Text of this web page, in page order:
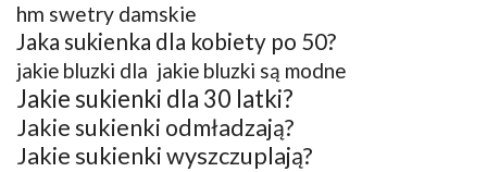
hm swetry damskie
Jaka sukienka dla kobiety po 50?
jakie bluzki dla jakie bluzki są modne
Jakie sukienki dla 30 latki?
Jakie sukienki odmładzają?
Jakie sukienki wyszczuplają?